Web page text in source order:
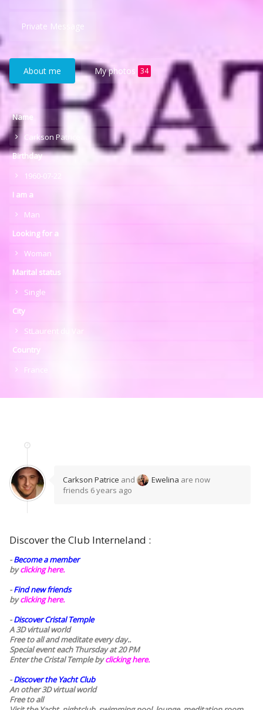
Private Message
About me My photos 34
Name
Carkson Patrice
Birthday
1960-07-22
I am a
Man
Looking for a
Woman
Marital status
Single
City
StLaurent du Var
Country
France
Carkson Patrice and Ewelina are now
friends 6 years ago
Discover the Club Interneland :
-Become a member
byclicking here.
-Find new friends
byclicking here.
-Discover Cristal Temple
A 3D virtual world
Free to all and meditate every day..
Special event each Thursday at 20 PM
Enter the Cristal Temple byclicking here.
-Discover the Yacht Club
An other 3D virtual world
Free to all